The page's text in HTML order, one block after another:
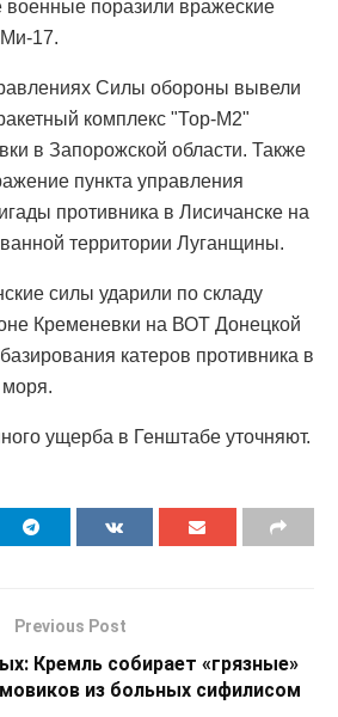
военные поразили вражеские
17.
Силы обороны вывели
комплекс "Тор-М2"
в Запорожской области. Также
пункта управления
противника в Лисичанске на
территории Луганщины.
силы ударили по складу
Кременевки на ВОТ Донецкой
катеров противника в
моря.
ущерба в Генштабе уточняют.
Previous Post
Кремль собирает «грязные»
из больных сифилисом